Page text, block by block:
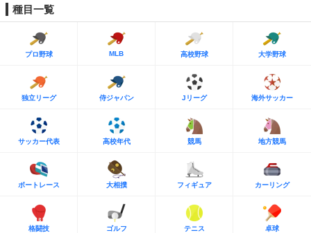
種目一覧
プロ野球 MLB 高校野球 大学野球
独立リーグ 侍ジャパン Jリーグ 海外サッカー
サッカー代表 高校年代 競馬 地方競馬
ボートレース 大相撲 フィギュア カーリング
格闘技 ゴルフ テニス 卓球